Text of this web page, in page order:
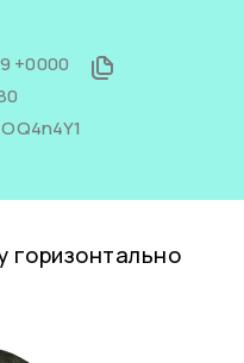
+0000
горизонтально